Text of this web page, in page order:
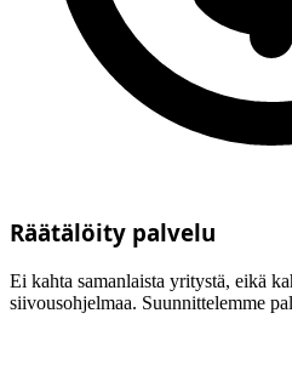
Räätälöity palvelu
Ei kahta samanlaista yritystä, eikä
siivousohjelmaa. Suunnittelemme